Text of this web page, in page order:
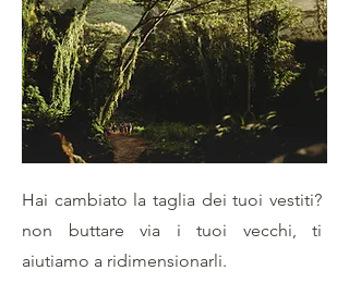
Hai cambiato la taglia dei tuoi vestiti?
non buttare via i tuoi vecchi, ti
aiutiamo a ridimensionarli.